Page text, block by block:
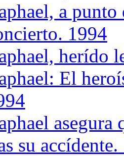
a punto
1994
herído
El
asegura
su